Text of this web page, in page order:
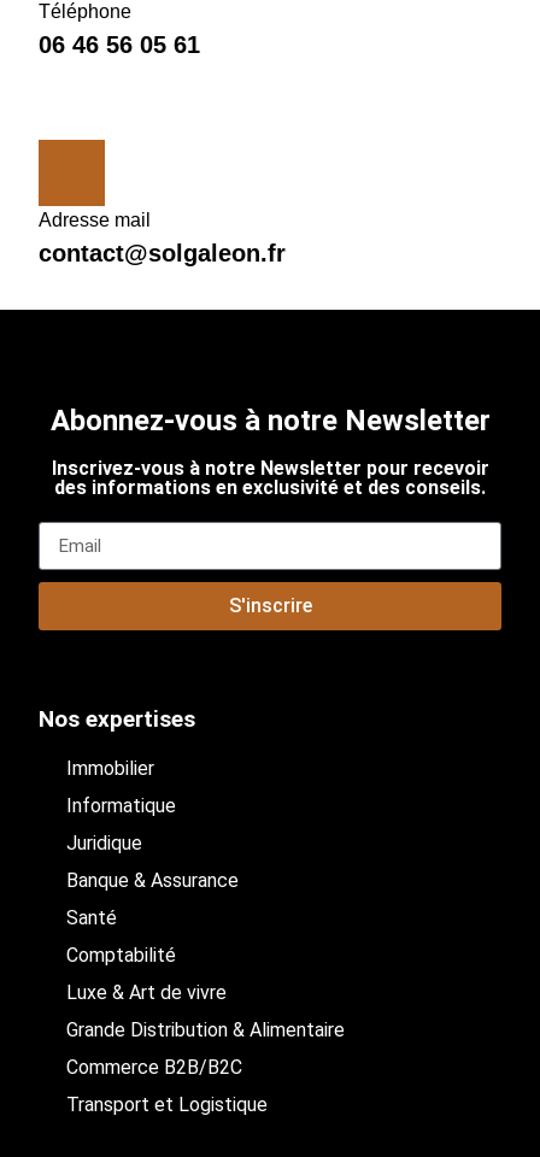
Téléphone
06 46 56 05 61
Adresse mail
contact@solgaleon.fr
Abonnez-vous à notre Newsletter
Inscrivez-vous à notre Newsletter pour recevoir
des informations en exclusivité et des conseils.
S'inscrire
Nos expertises
Immobilier
Informatique
Juridique
Banque & Assurance
Santé
Comptabilité
Luxe & Art de vivre
Grande Distribution & Alimentaire
Commerce B2B/B2C
Transport et Logistique